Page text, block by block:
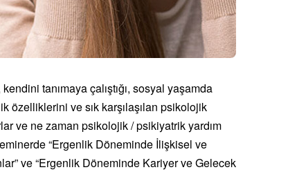
tanımaya çalıştığı, sosyal yaşamda
ve sık karşılaşılan psikolojik
ve ne zaman psikolojik / psikiyatrik yardım
“Ergenlik Döneminde İlişkisel ve
ve “Ergenlik Döneminde Kariyer ve Gelecek